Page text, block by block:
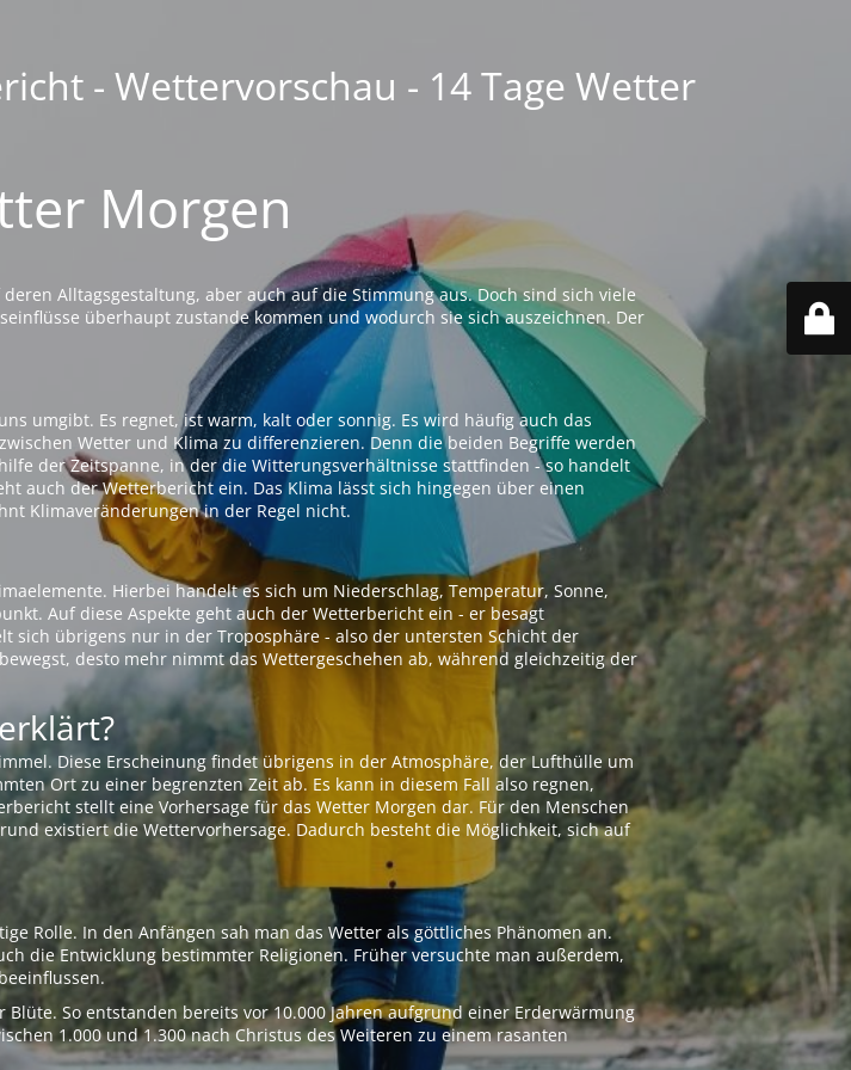
- Wettervorschau - 14 Tage Wetter
Morgen
Alltagsgestaltung, aber auch auf die Stimmung aus. Doch sind sich viele
überhaupt zustande kommen und wodurch sie sich auszeichnen. Der
umgibt. Es regnet, ist warm, kalt oder sonnig. Es wird häufig auch das
Wetter und Klima zu differenzieren. Denn die beiden Begriffe werden
der Zeitspanne, in der die Witterungsverhältnisse stattfinden - so handelt
auch der Wetterbericht ein. Das Klima lässt sich hingegen über einen
Klimaveränderungen in der Regel nicht.
Hierbei handelt es sich um Niederschlag, Temperatur, Sonne,
Auf diese Aspekte geht auch der Wetterbericht ein - er besagt
sich übrigens nur in der Troposphäre - also der untersten Schicht der
desto mehr nimmt das Wettergeschehen ab, während gleichzeitig der
Diese Erscheinung findet übrigens in der Atmosphäre, der Lufthülle um
Ort zu einer begrenzten Zeit ab. Es kann in diesem Fall also regnen,
stellt eine Vorhersage für das Wetter Morgen dar. Für den Menschen
existiert die Wettervorhersage. Dadurch besteht die Möglichkeit, sich auf
Rolle. In den Anfängen sah man das Wetter als göttliches Phänomen an.
die Entwicklung bestimmter Religionen. Früher versuchte man außerdem,
So entstanden bereits vor 10.000 Jahren aufgrund einer Erderwärmung
1.000 und 1.300 nach Christus des Weiteren zu einem rasanten